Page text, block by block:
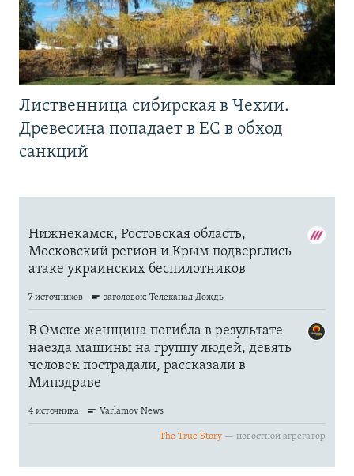
Лиственница сибирская в Чехии.
Древесина попадает в ЕС в обход
санкций